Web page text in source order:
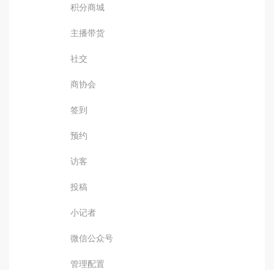
积分商城
主播带货
社交
商协会
签到
预约
访客
投稿
小记者
微信公众号
管理配置